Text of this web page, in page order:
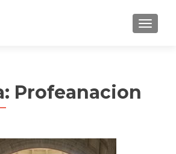
MENU
Profeanacion